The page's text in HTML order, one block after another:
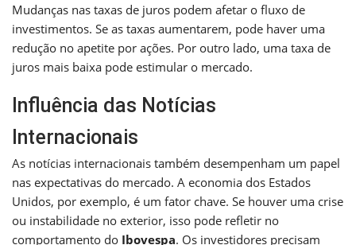
Mudanças nas taxas de juros podem afetar o fluxo de
investimentos. Se as taxas aumentarem, pode haver uma
redução no apetite por ações. Por outro lado, uma taxa de
juros mais baixa pode estimular o mercado.
Influência das Notícias
Internacionais
As notícias internacionais também desempenham um papel
nas expectativas do mercado. A economia dos Estados
Unidos, por exemplo, é um fator chave. Se houver uma crise
ou instabilidade no exterior, isso pode refletir no
comportamento do Ibovespa. Os investidores precisam